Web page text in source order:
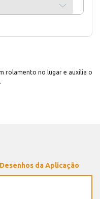
rolamento no lugar e auxilia o
Desenhos da Aplicação